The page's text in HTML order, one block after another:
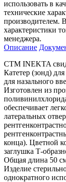
использовать в
технические
производителем.
характеристики
менеджера.
Описание
СТМ INEKTA
Катетер (зонд)
для назального
Изготовлен из
обеспечивает
латеральных
конца). Цветной
заглушка Т-
Общая длина 50
Изделие
однократного